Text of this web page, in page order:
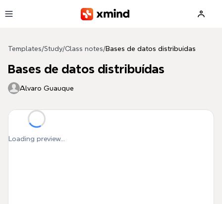
Templates/Study/Class notes/Bases de datos distribuídas
Bases de datos distribuídas
Alvaro Guauque
Loading preview...